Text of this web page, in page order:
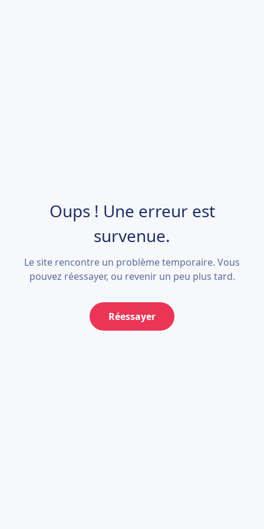
Oups ! Une erreur est
survenue.
Le site rencontre un problème temporaire. Vous
pouvez réessayer, ou revenir un peu plus tard.
Réessayer